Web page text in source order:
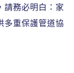
請務必明白：家
多重保護管道協